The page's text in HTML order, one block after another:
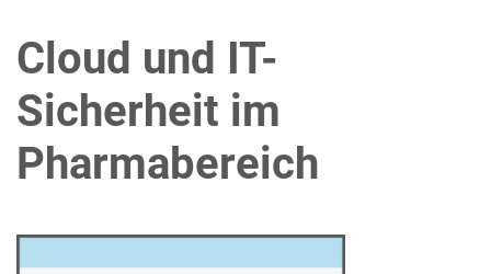
Cloud und IT-
Sicherheit im
Pharmabereich